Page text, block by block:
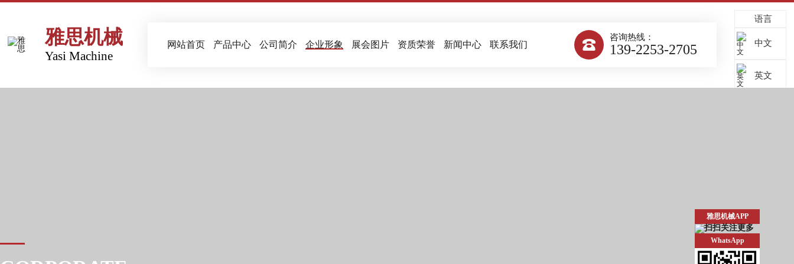
雅思机械
Yasi Machine
网站首页 产品中心 公司简介 企业形象 展会图片 资质荣誉 新闻中心 联系我们 
咨询热线：
139-2253-2705
语言
中文
英文
雅思机械APP
WhatsApp